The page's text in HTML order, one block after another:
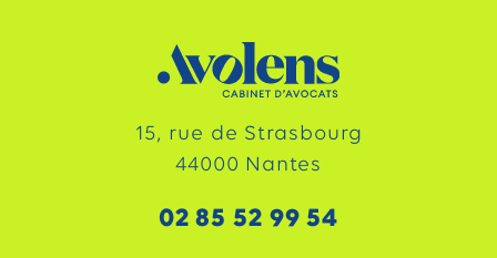
15, rue de Strasbourg
44000 Nantes
02 85 52 99 54